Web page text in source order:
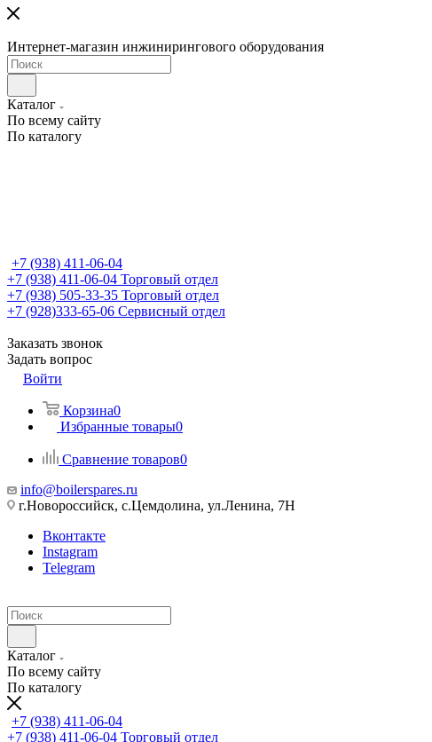
Интернет-магазин инжинирингового оборудования
Каталог
По всему сайту
По каталогу
+7 (938) 411-06-04
+7 (938) 411-06-04 Торговый отдел
+7 (938) 505-33-35 Торговый отдел
+7 (928)333-65-06 Сервисный отдел
Заказать звонок
Задать вопрос
Войти
Корзина0
Избранные товары0
Сравнение товаров0
info@boilerspares.ru
г.Новороссийск, с.Цемдолина, ул.Ленина, 7Н
Вконтакте
Instagram
Telegram
Каталог
По всему сайту
По каталогу
+7 (938) 411-06-04
+7 (938) 411-06-04 Торговый отдел